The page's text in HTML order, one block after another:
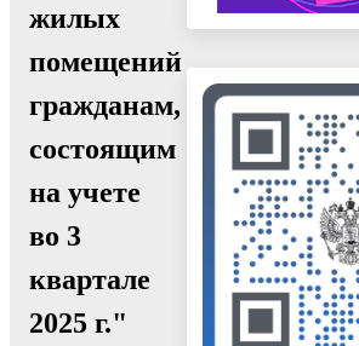
жилых
помещений
гражданам,
состоящим
на учете
во 3
квартале
2025 г."